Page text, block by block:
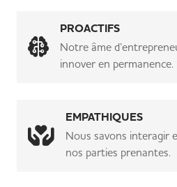
PROACTIFS
Notre âme
innover en permanence.
EMPATHIQUES
Nous savons interagir
nos parties prenantes.